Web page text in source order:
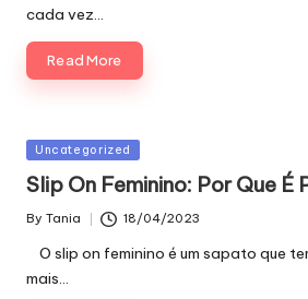
cada vez…
Read More
Posted
Uncategorized
Slip On Feminino: Por Que É
Posted
By Tania 18/04/2023
O slip on feminino é um sapato que
mais…